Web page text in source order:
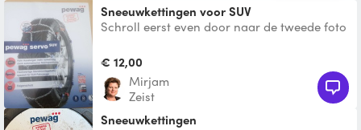
Sneeuwkettingen voor SUV
Schroll eerst even door naar de tweede foto
€ 12,00
Mirjam
Zeist
Sneeuwkettingen